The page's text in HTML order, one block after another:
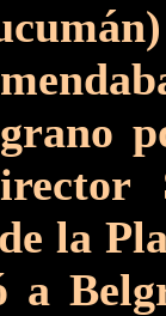
la
a